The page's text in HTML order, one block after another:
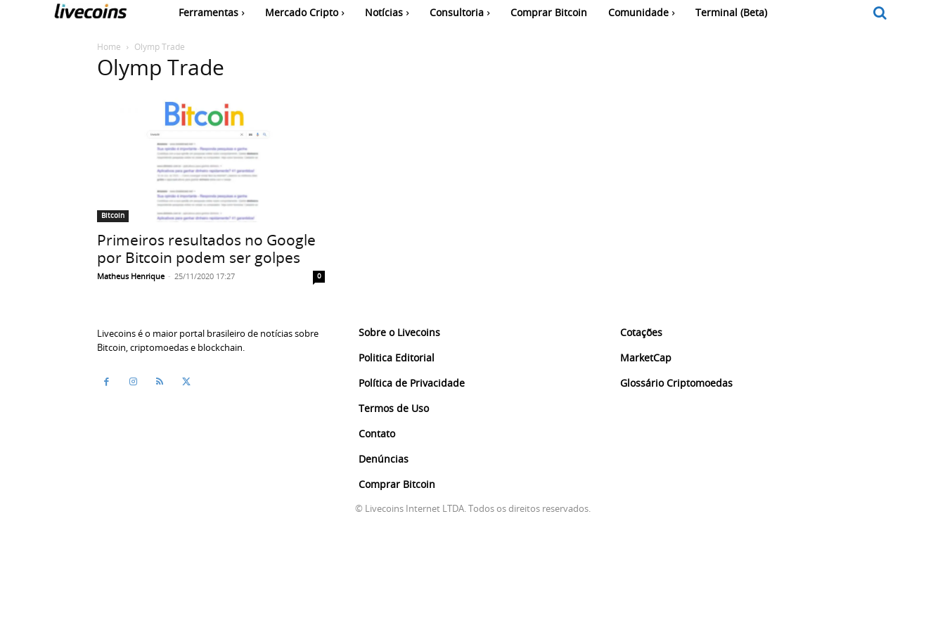
Ferramentas Mercado Cripto Notícias Consultoria Comprar Bitcoin Comunidade Terminal (Beta)
Home Olymp Trade
Olymp Trade
Bitcoin
Primeiros resultados no Google
por Bitcoin podem ser golpes
Matheus Henrique - 25/11/2020 17:27 0
Livecoins é o maior portal brasileiro de notícias sobre
Bitcoin, criptomoedas e blockchain.
Sobre o Livecoins
Politica Editorial
Política de Privacidade
Termos de Uso
Contato
Denúncias
Comprar Bitcoin
Cotações
MarketCap
Glossário Criptomoedas
© Livecoins Internet LTDA. Todos os direitos reservados.